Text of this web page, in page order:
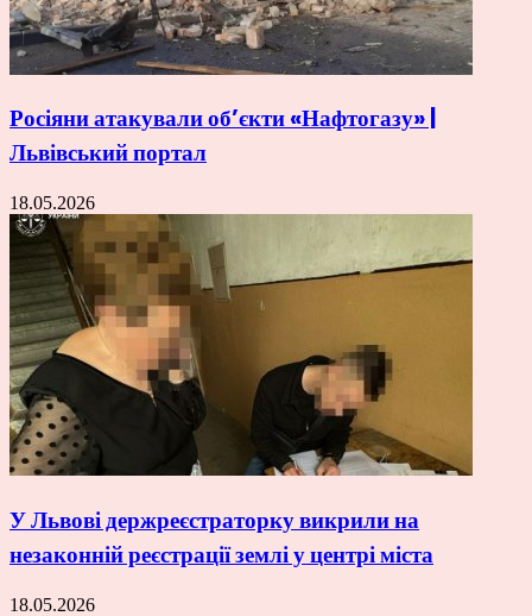
Росіяни атакували об’єкти «Нафтогазу» |
Львівський портал
18.05.2026
У Львові держреєстраторку викрили на
незаконній реєстрації землі у центрі міста
18.05.2026